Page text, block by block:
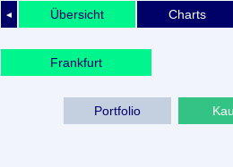
◄ Übersicht Charts
Frankfurt
Portfolio